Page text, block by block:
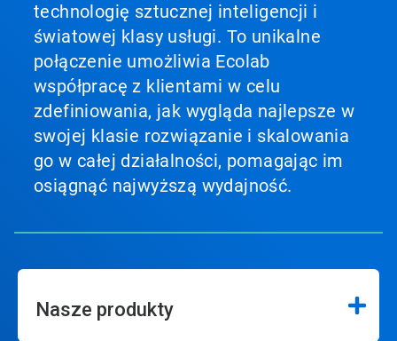
technologię sztucznej inteligencji i
światowej klasy usługi. To unikalne
połączenie umożliwia Ecolab
współpracę z klientami w celu
zdefiniowania, jak wygląda najlepsze w
swojej klasie rozwiązanie i skalowania
go w całej działalności, pomagając im
osiągnąć najwyższą wydajność.
Nasze produkty